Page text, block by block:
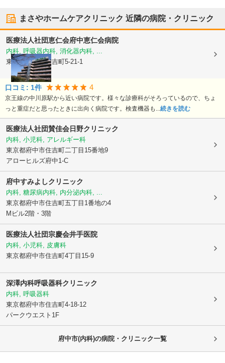
まさやホームケアクリニック 近隣の病院・クリニック
医療法人社団恵仁会府中恵仁会病院
内科, 呼吸器内科, 消化器内科, ...
東京都府中市住吉町5-21-1
口コミ: 1件 4
京王線の中川原駅から近い病院です。様々な診療科がそろっているので、ちょ
っと重症だと思ったときに出向く病院です。検査機器も... 続きを読む
医療法人社団賛佳会日野クリニック
内科, 小児科, アレルギー科
東京都府中市住吉町二丁目15番地9
アローヒルズ府中1-C
府中すみよしクリニック
内科, 糖尿病内科, 内分泌内科, ...
東京都府中市住吉町五丁目1番地の4
Mビル2階・3階
医療法人社団宗慶会井手医院
内科, 小児科, 皮膚科
東京都府中市住吉町4丁目15-9
深澤内科呼吸器科クリニック
内科, 呼吸器科
東京都府中市住吉町4-18-12
パークウエスト1F
府中市(内科)の病院・クリニック一覧